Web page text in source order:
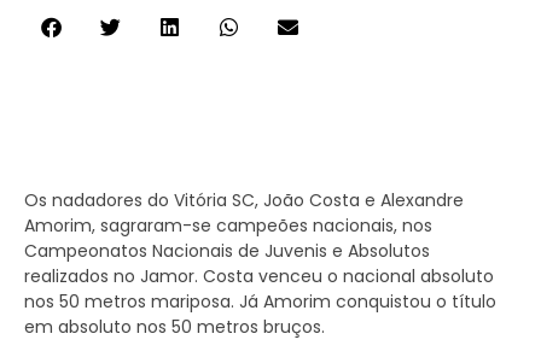
Os nadadores do Vitória SC, João Costa e Alexandre
Amorim, sagraram-se campeões nacionais, nos
Campeonatos Nacionais de Juvenis e Absolutos
realizados no Jamor. Costa venceu o nacional absoluto
nos 50 metros mariposa. Já Amorim conquistou o título
em absoluto nos 50 metros bruços.